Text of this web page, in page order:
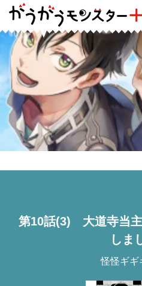
第10話(3) 大道寺当
しま
怪怪ギギ